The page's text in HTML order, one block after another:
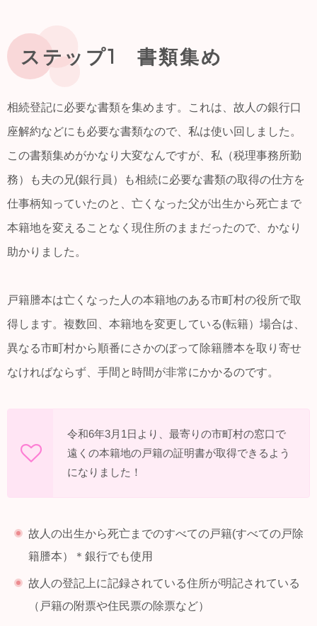
ステップ1 書類集め
相続登記に必要な書類を集めます。これは、故人の銀行口
座解約などにも必要な書類なので、私は使い回しました。
この書類集めがかなり大変なんですが、私（税理事務所勤
務）も夫の兄(銀行員）も相続に必要な書類の取得の仕方を
仕事柄知っていたのと、亡くなった父が出生から死亡まで
本籍地を変えることなく現住所のままだったので、かなり
助かりました。
戸籍謄本は亡くなった人の本籍地のある市町村の役所で取
得します。複数回、本籍地を変更している(転籍）場合は、
異なる市町村から順番にさかのぼって除籍謄本を取り寄せ
なければならず、手間と時間が非常にかかるのです。
令和6年3月1日より、最寄りの市町村の窓口で
遠くの本籍地の戸籍の証明書が取得できるよう
になりました！
故人の出生から死亡までのすべての戸籍(すべての戸除
籍謄本）＊銀行でも使用
故人の登記上に記録されている住所が明記されている
（戸籍の附票や住民票の除票など）